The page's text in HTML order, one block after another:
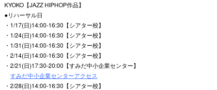
KYOKO【JAZZ HIPHOP作品】
●リハーサル日
・1/17(日)14:00-16:30【シアター校】
・1/24(日)14:00-16:30【シアター校】
・1/31(日)14:00-16:30【シアター校】
・2/14(日)14:00-16:30【シアター校】
・2/21(日)17:30-20:00【すみだ中小企業センター】
すみだ中小企業センターアクセス
・2/28(日)14:00-16:30【シアター校】